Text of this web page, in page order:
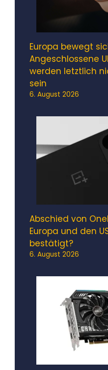
Europa bewegt
Angeschlossene
werden letztlich
sein
6. August 2026
Abschied von
Europa und den
bestätigt?
6. August 2026